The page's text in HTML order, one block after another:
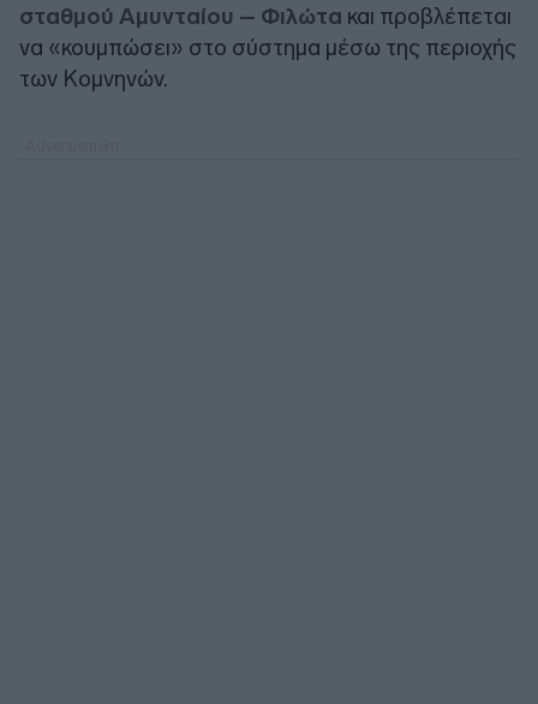
σταθμού Αμυνταίου – Φιλώτα και προβλέπεται
να «κουμπώσει» στο σύστημα μέσω της περιοχής
των Κομνηνών.